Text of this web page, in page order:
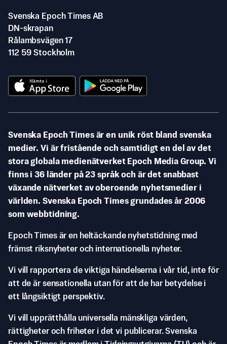
Svenska Epoch Times AB
DN-skrapan
Rålambsvägen 17
112 59 Stockholm
Svenska Epoch Times är en unik röst bland svenska
medier. Vi är fristående och samtidigt en del av det
stora globala medienätverket Epoch Media Group. Vi
finns i 36 länder på 23 språk och är det snabbast
växande nätverket av oberoende nyhetsmedier i
världen. Svenska Epoch Times grundades år 2006
som webbtidning.
Epoch Times är en heltäckande nyhetstidning med
främst riksnyheter och internationella nyheter.
Vi vill rapportera de viktiga händelserna i vår tid, inte för
att de är sensationella utan för att de har betydelse i
ett långsiktigt perspektiv.
Vi vill upprätthålla universella mänskliga värden,
rättigheter och friheter i det vi publicerar. Svenska